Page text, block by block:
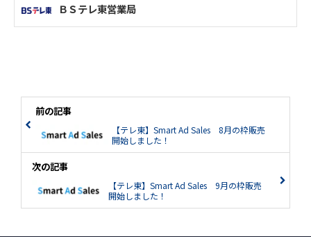
ＢＳテレ東営業局
前の記事
【テレ東】Smart Ad Sales 8月の枠販売
開始しました！
次の記事
【テレ東】Smart Ad Sales 9月の枠販売
開始しました！